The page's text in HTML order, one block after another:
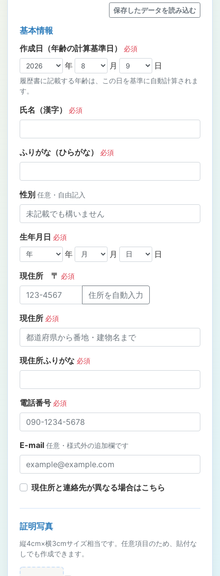
保存したデータを読み込む
基本情報
作成日（年齢の計算基準日）
必須
年 月 日
履歴書に記載する年齢は、この日を基準に自動計算されま
す。
氏名（漢字） 必須
ふりがな（ひらがな） 必須
性別 任意・自由記入
生年月日 必須
年 月 日
現住所 〒 必須
住所を自動入力
現住所 必須
現住所ふりがな 必須
電話番号 必須
E-mail 任意・様式外の追加欄です
現住所と連絡先が異なる場合はこちら
証明写真
縦4cm×横3cmサイズ相当です。任意項目のため、貼付な
しでも作成できます。